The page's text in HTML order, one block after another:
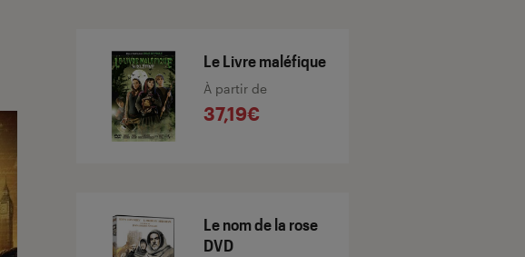
Le Livre maléfique
À partir de
37,19€
Le nom de la rose
DVD